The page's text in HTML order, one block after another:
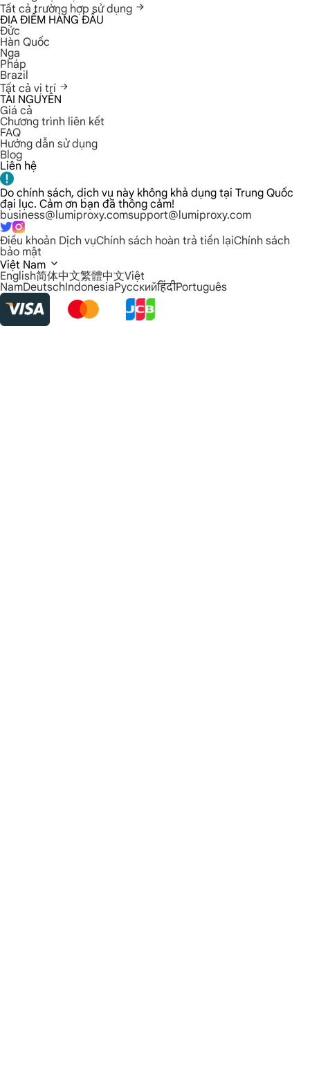
Tất cả trường hợp sử dụng
ĐỊA ĐIỂM HÀNG ĐẦU
Đức
Hàn Quốc
Nga
Pháp
Brazil
Tất cả vị trí
TÀI NGUYÊN
Giá cả
Chương trình liên kết
FAQ
Hướng dẫn sử dụng
Blog
Liên hệ
Do chính sách, dịch vụ này không khả dụng tại Trung Quốc
đại lục. Cảm ơn bạn đã thông cảm!
business@lumiproxy.comsupport@lumiproxy.com
Điều khoản Dịch vụChính sách hoàn trả tiền lạiChính sách
bảo mật
Việt Nam
English简体中文繁體中文Việt
NamDeutschIndonesiaРусскийहिंदीPortuguês